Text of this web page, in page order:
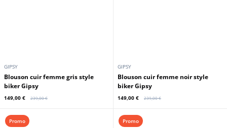
GIPSY
Blouson cuir femme gris style
biker Gipsy
149,00 € 239,00 €
GIPSY
Blouson cuir femme noir style
biker Gipsy
149,00 € 239,00 €
Promo Promo